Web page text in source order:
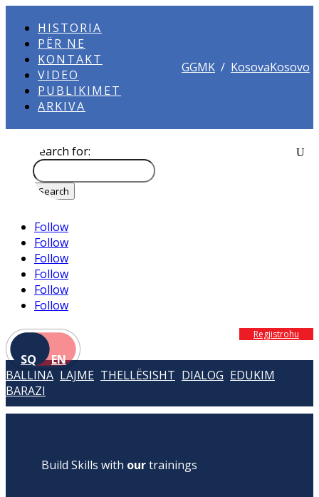
HISTORIA
PËR NE
KONTAKT
VIDEO
PUBLIKIMET
ARKIVA
GGMK / KosovaKosovo
Search for:
Follow
Follow
Follow
Follow
Follow
Follow
SQ EN
Regjistrohu
BALLINA LAJME THELLËSISHT DIALOG EDUKIM
BARAZI
Build Skills with ourtrainings